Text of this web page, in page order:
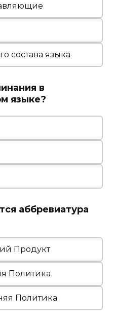
состава языка
в
языке?
аббревиатура
Продукт
Политика
Политика